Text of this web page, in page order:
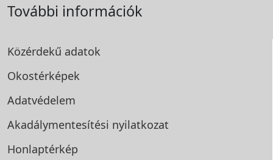
További információk
Közérdekű adatok
Okostérképek
Adatvédelem
Akadálymentesítési nyilatkozat
Honlaptérkép